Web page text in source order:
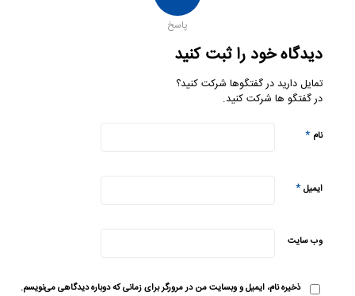
پاسخ
دیدگاه خود را ثبت کنید
تمایل دارید در گفتگوها شرکت کنید؟
در گفتگو ها شرکت کنید.
نام*
ایمیل*
وب‌ سایت
ذخیره نام، ایمیل و وبسایت من در مرورگر برای زمانی که دوباره دیدگاهی می‌نویسم.